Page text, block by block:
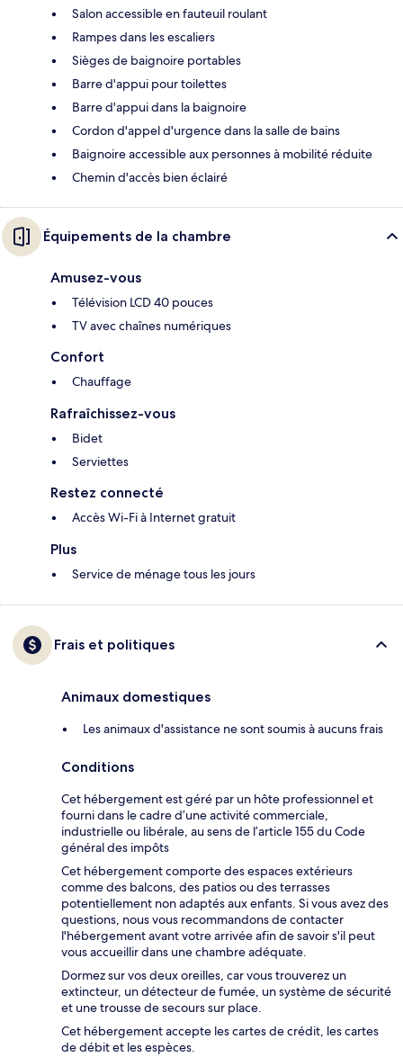
Salon accessible en fauteuil roulant
Rampes dans les escaliers
Sièges de baignoire portables
Barre d'appui pour toilettes
Barre d'appui dans la baignoire
Cordon d'appel d'urgence dans la salle de bains
Baignoire accessible aux personnes à mobilité réduite
Chemin d'accès bien éclairé
Équipements de la chambre
Amusez-vous
Télévision LCD 40 pouces
TV avec chaînes numériques
Confort
Chauffage
Rafraîchissez-vous
Bidet
Serviettes
Restez connecté
Accès Wi-Fi à Internet gratuit
Plus
Service de ménage tous les jours
Frais et politiques
Animaux domestiques
Les animaux d'assistance ne sont soumis à aucuns frais
Conditions
Cet hébergement est géré par un hôte professionnel et
fourni dans le cadre d’une activité commerciale,
industrielle ou libérale, au sens de l’article 155 du Code
général des impôts
Cet hébergement comporte des espaces extérieurs
comme des balcons, des patios ou des terrasses
potentiellement non adaptés aux enfants. Si vous avez des
questions, nous vous recommandons de contacter
l'hébergement avant votre arrivée afin de savoir s'il peut
vous accueillir dans une chambre adéquate.
Dormez sur vos deux oreilles, car vous trouverez un
extincteur, un détecteur de fumée, un système de sécurité
et une trousse de secours sur place.
Cet hébergement accepte les cartes de crédit, les cartes
de débit et les espèces.